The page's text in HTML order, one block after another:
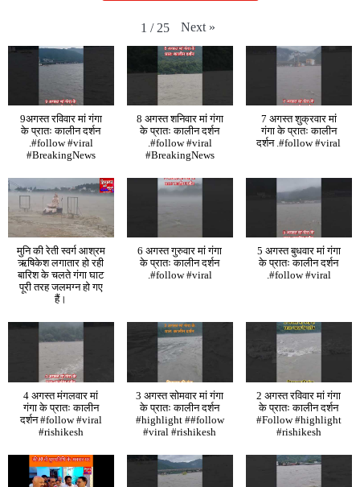
1 / 25 Next »
9अगस्त रविवार मां गंगा
के प्रातः कालीन दर्शन
.#follow #viral
#BreakingNews
8 अगस्त शनिवार मां गंगा
के प्रातः कालीन दर्शन
.#follow #viral
#BreakingNews
7 अगस्त शुक्रवार मां
गंगा के प्रातः कालीन
दर्शन .#follow #viral
मुनि की रेती स्वर्ग आश्रम
ऋषिकेश लगातार हो रही
बारिश के चलते गंगा घाट
पूरी तरह जलमग्न हो गए
हैं।
6 अगस्त गुरुवार मां गंगा
के प्रातः कालीन दर्शन
.#follow #viral
5 अगस्त बुधवार मां गंगा
के प्रातः कालीन दर्शन
.#follow #viral
4 अगस्त मंगलवार मां
गंगा के प्रातः कालीन
दर्शन #follow #viral
#rishikesh
3 अगस्त सोमवार मां गंगा
के प्रातः कालीन दर्शन
#highlight ##follow
#viral #rishikesh
2 अगस्त रविवार मां गंगा
के प्रातः कालीन दर्शन
#Follow #highlight
#rishikesh